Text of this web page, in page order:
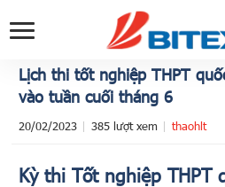
Lịch thi tốt nghiệp THPT
vào tuần cuối tháng 6
20/02/2023 385 lượt xem thaohlt
Kỳ thi Tốt nghiệp THPT